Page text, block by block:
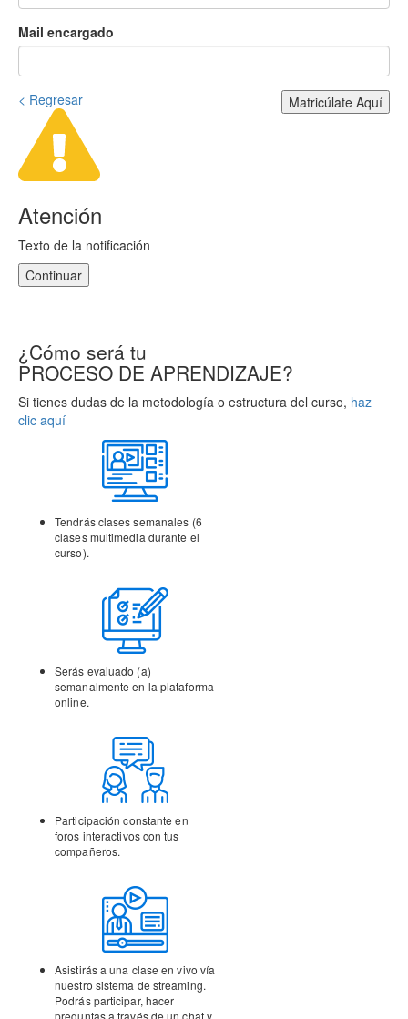
Mail encargado
< Regresar Matricúlate Aquí
Atención
Texto de la notificación
Continuar
¿Cómo será tu
PROCESO DE APRENDIZAJE?
Si tienes dudas de la metodología o estructura del curso, haz
clic aquí
Tendrás clases semanales (6
clases multimedia durante el
curso).
Serás evaluado (a)
semanalmente en la plataforma
online.
Participación constante en
foros interactivos con tus
compañeros.
Asistirás a una clase en vivo vía
nuestro sistema de streaming.
Podrás participar, hacer
preguntas a través de un chat y